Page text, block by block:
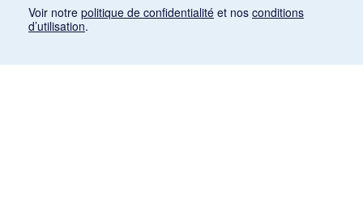
Voir notre politique de confidentialité et nos conditions
d’utilisation.